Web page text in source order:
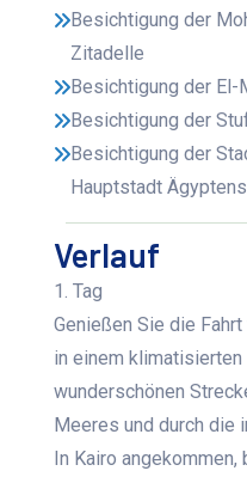
Besichtigung der
Zitadelle
Besichtigung der
Besichtigung der
Besichtigung der
Hauptstadt Ägyptens
Verlauf
1. Tag
Genießen Sie die
in einem
wunderschönen
Meeres und durch die
In Kairo